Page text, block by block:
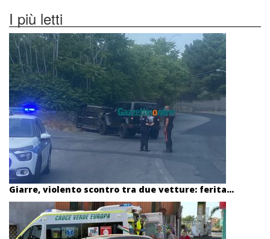
I più letti
Giarre, violento scontro tra due vetture: ferita...